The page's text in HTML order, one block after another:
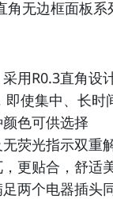
无边框面板
用R0.3直角设
即使集中、长
色可供选择
荧光指示双重
更贴合，舒适
两个电器插头